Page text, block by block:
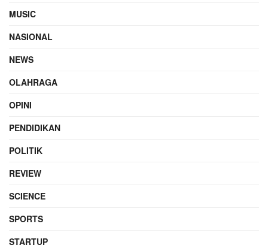
MUSIC
NASIONAL
NEWS
OLAHRAGA
OPINI
PENDIDIKAN
POLITIK
REVIEW
SCIENCE
SPORTS
STARTUP